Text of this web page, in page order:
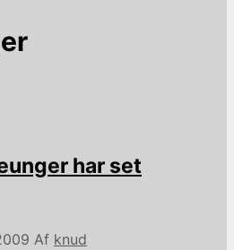
har set
Af knud